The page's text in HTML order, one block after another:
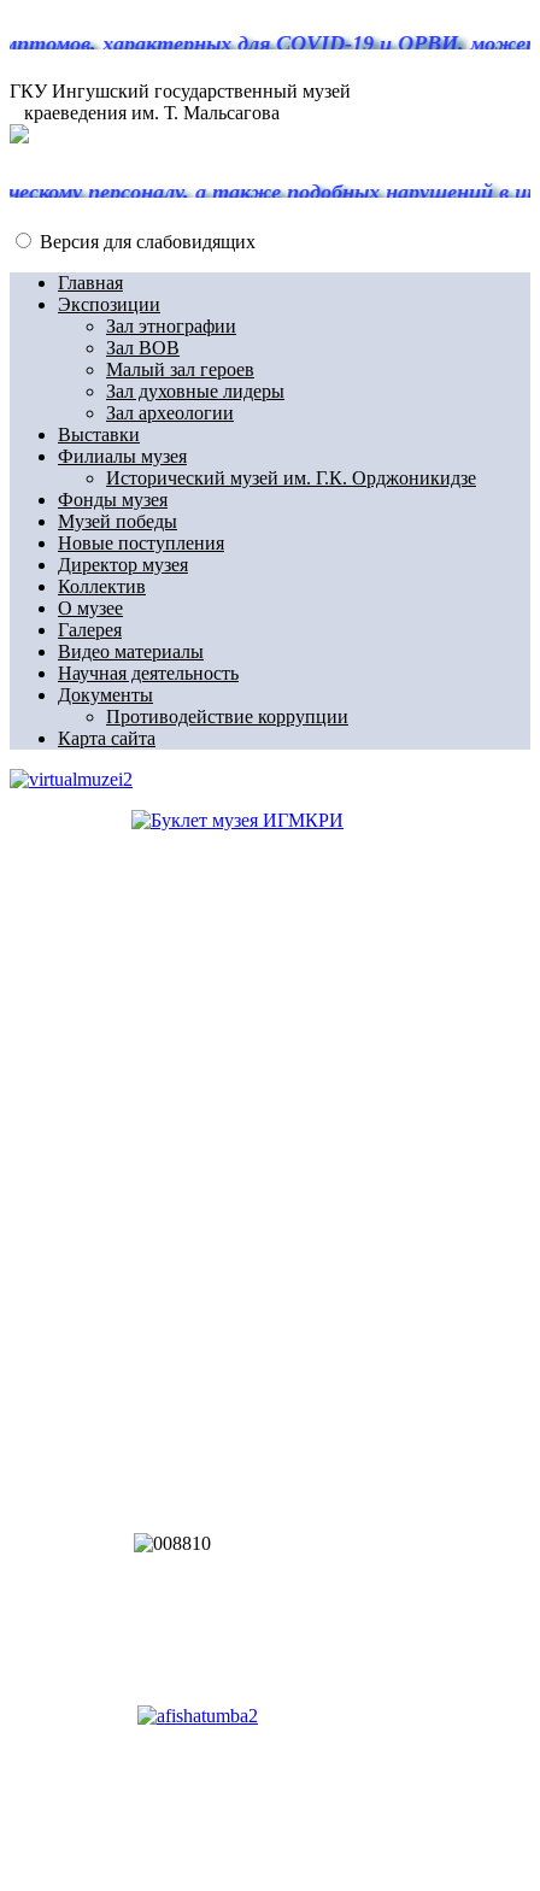
характерных для COVID-19 и ОРВИ, можете
ГКУ Ингушский государственный музей
краеведения им. Т. Мальсагова
персоналу, а также подобных нарушений в
Версия для слабовидящих
Главная
Экспозиции
Зал этнографии
Зал ВОВ
Малый зал героев
Зал духовные лидеры
Зал археологии
Выставки
Филиалы музея
Исторический музей им. Г.К. Орджоникидзе
Фонды музея
Музей победы
Новые поступления
Директор музея
Коллектив
О музее
Галерея
Видео материалы
Научная деятельность
Документы
Противодействие коррупции
Карта сайта